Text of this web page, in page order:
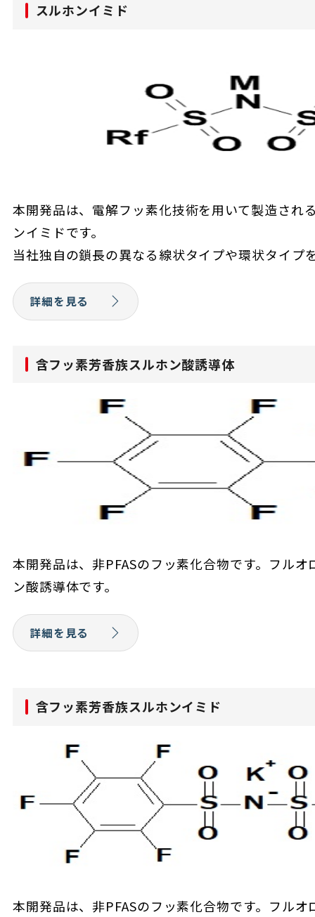
スルホンイミド
本開発品は、電解フッ素化技術を用いて製造され
ンイミドです。
当社独自の鎖長の異なる線状タイプや環状タイプ
詳細を見る
含フッ素芳香族スルホン酸誘導体
本開発品は、非PFASのフッ素化合物です。フル
ン酸誘導体です。
詳細を見る
含フッ素芳香族スルホンイミド
本開発品は、非PFASのフッ素化合物です。フル